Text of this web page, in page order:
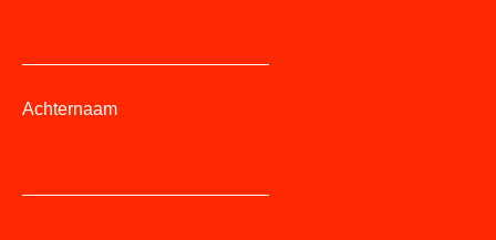
Achternaam